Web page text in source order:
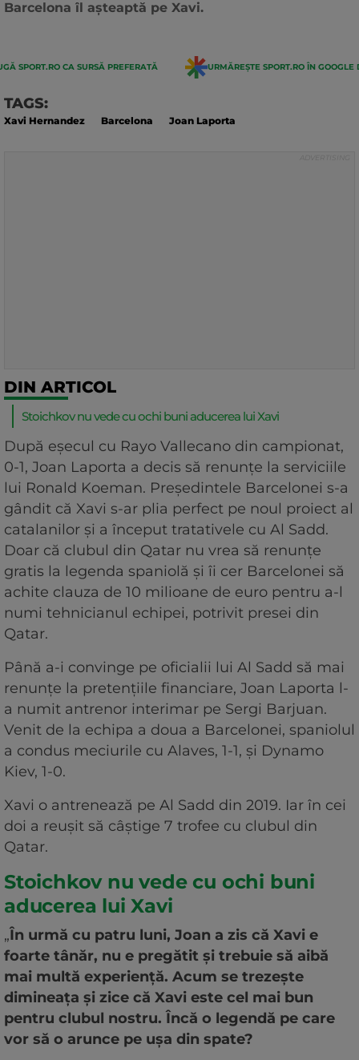
Barcelona îl așteaptă pe Xavi.
SPORT.RO CA SURSĂ PREFERATĂ URMĂREȘTE SPORT.RO ÎN GOOGLE
TAGS:
Xavi Hernandez Barcelona Joan Laporta
DIN ARTICOL
Stoichkov nu vede cu ochi buni aducerea lui Xavi
După eșecul cu Rayo Vallecano din campionat,
0-1, Joan Laporta a decis să renunțe la serviciile
lui Ronald Koeman. Președintele Barcelonei s-a
gândit că Xavi s-ar plia perfect pe noul proiect al
catalanilor și a început tratativele cu Al Sadd.
Doar că clubul din Qatar nu vrea să renunțe
gratis la legenda spaniolă și îi cer Barcelonei să
achite clauza de 10 milioane de euro pentru a-l
numi tehnicianul echipei, potrivit presei din
Qatar.
Până a-i convinge pe oficialii lui Al Sadd să mai
renunțe la pretențiile financiare, Joan Laporta l-
a numit antrenor interimar pe Sergi Barjuan.
Venit de la echipa a doua a Barcelonei, spaniolul
a condus meciurile cu Alaves, 1-1, și Dynamo
Kiev, 1-0.
Xavi o antrenează pe Al Sadd din 2019. Iar în cei
doi a reușit să câștige 7 trofee cu clubul din
Qatar.
Stoichkov nu vede cu ochi buni
aducerea lui Xavi
„În urmă cu patru luni, Joan a zis că Xavi e
foarte tânăr, nu e pregătit și trebuie să aibă
mai multă experiență. Acum se trezește
dimineața și zice că Xavi este cel mai bun
pentru clubul nostru. Încă o legendă pe care
vor să o arunce pe ușa din spate?